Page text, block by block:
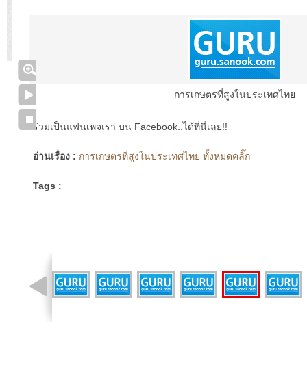
การเกษตรที่สูงในประเทศไทย
ร่วมเป็นแฟนเพจเรา บน Facebook..ได้ที่นี่เลย!!
อ่านเรื่อง : การเกษตรที่สูงในประเทศไทย ทั้งหมดคลิ๊ก
Tags :